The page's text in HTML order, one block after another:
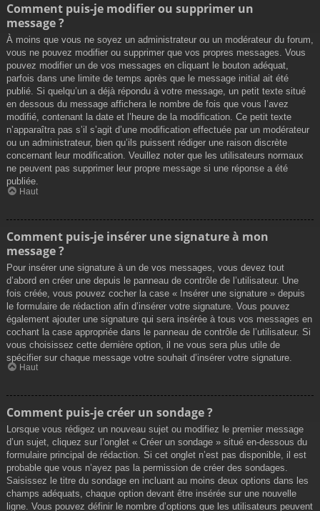
Comment puis-je modifier ou supprimer un
message ?
À moins que vous ne soyez un administrateur ou un modérateur du forum,
vous ne pouvez modifier ou supprimer que vos propres messages. Vous
pouvez modifier un de vos messages en cliquant le bouton adéquat,
parfois dans une limite de temps après que le message initial ait été
publié. Si quelqu’un a déjà répondu à votre message, un petit texte situé
en dessous du message affichera le nombre de fois que vous l’avez
modifié, contenant la date et l’heure de la modification. Ce petit texte
n’apparaîtra pas s’il s’agit d’une modification effectuée par un modérateur
ou un administrateur, bien qu’ils puissent rédiger une raison discrète
concernant leur modification. Veuillez noter que les utilisateurs normaux
ne peuvent pas supprimer leur propre message si une réponse a été
publiée.
Haut
Comment puis-je insérer une signature à mon
message ?
Pour insérer une signature à un de vos messages, vous devez tout
d’abord en créer une depuis le panneau de contrôle de l’utilisateur. Une
fois créée, vous pouvez cocher la case « Insérer une signature » depuis
le formulaire de rédaction afin d’insérer votre signature. Vous pouvez
également ajouter une signature qui sera insérée à tous vos messages en
cochant la case appropriée dans le panneau de contrôle de l’utilisateur. Si
vous choisissez cette dernière option, il ne vous sera plus utile de
spécifier sur chaque message votre souhait d’insérer votre signature.
Haut
Comment puis-je créer un sondage ?
Lorsque vous rédigez un nouveau sujet ou modifiez le premier message
d’un sujet, cliquez sur l’onglet « Créer un sondage » situé en-dessous du
formulaire principal de rédaction. Si cet onglet n’est pas disponible, il est
probable que vous n’ayez pas la permission de créer des sondages.
Saisissez le titre du sondage en incluant au moins deux options dans les
champs adéquats, chaque option devant être insérée sur une nouvelle
ligne. Vous pouvez définir le nombre d’options que les utilisateurs peuvent